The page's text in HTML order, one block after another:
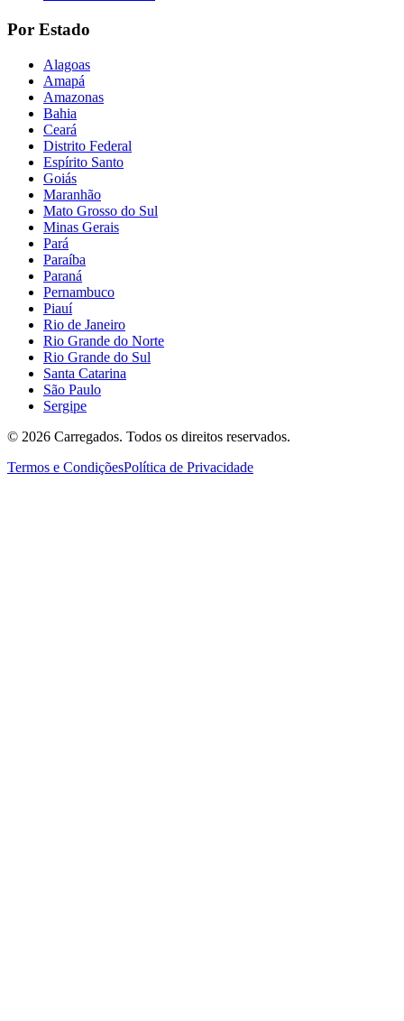
Por Estado
Alagoas
Amapá
Amazonas
Bahia
Ceará
Distrito Federal
Espírito Santo
Goiás
Maranhão
Mato Grosso do Sul
Minas Gerais
Pará
Paraíba
Paraná
Pernambuco
Piauí
Rio de Janeiro
Rio Grande do Norte
Rio Grande do Sul
Santa Catarina
São Paulo
Sergipe
© 2026 Carregados. Todos os direitos reservados.
Termos e CondiçõesPolítica de Privacidade